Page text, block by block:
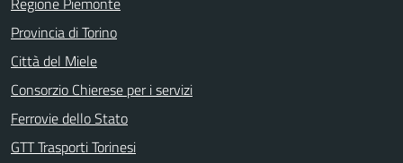
Provincia di Torino
Città del Miele
Consorzio Chierese per i servizi
Ferrovie dello Stato
GTT Trasporti Torinesi